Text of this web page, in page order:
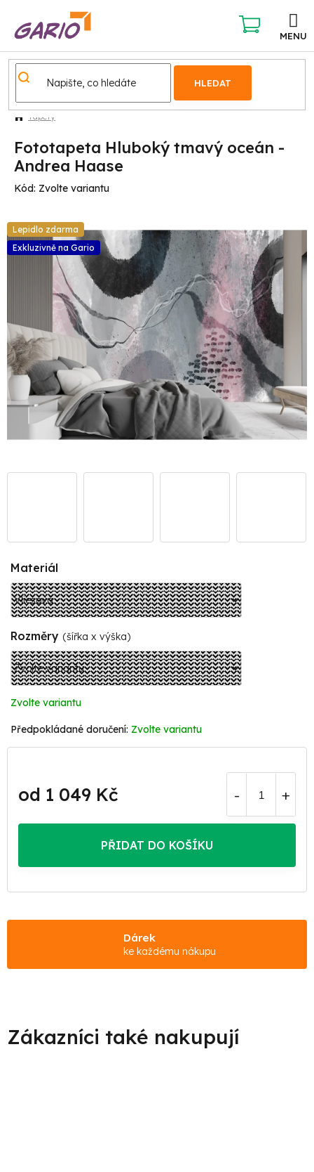
obsah
HLEDAT
NÁKUPNÍ
KOŠÍK
Tapety
Fototapeta Hluboký tmavý oceán -
Andrea Haase
Kód: Zvolte variantu
Lepidlo zdarma
Exkluzivně na Gario
Materiál
Rozměry (šířka x výška)
Zvolte variantu
Zvolte variantu
od 1 049 Kč
cena:
PŘIDAT DO KOŠÍKU
Dárek
ke každému nákupu